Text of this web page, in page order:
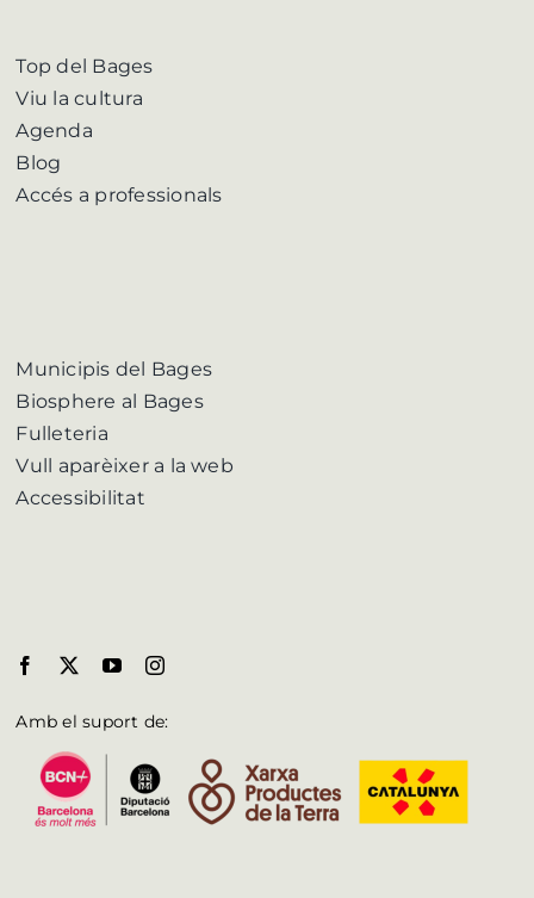
Top del Bages
Viu la cultura
Agenda
Blog
Accés a professionals
Municipis del Bages
Biosphere al Bages
Fulleteria
Vull aparèixer a la web
Accessibilitat
Amb el suport de: